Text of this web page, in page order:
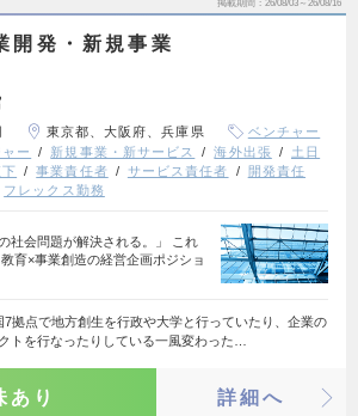
掲載期間 26/08/03～26/08/16
開発・新規事業
東京都、大阪府、兵庫県
ベンチャー
ー 新規事業・新サービス 海外出張
土日
事業責任者 サービス責任者
開発責任
フレックス勤務
社会問題が解決される。」 これ
育×事業創造の経営企画ポジショ
7拠点で地方創生を行政や大学と行っていたり、企業の
トを行なったりしている一風変わった…
あり 詳細へ